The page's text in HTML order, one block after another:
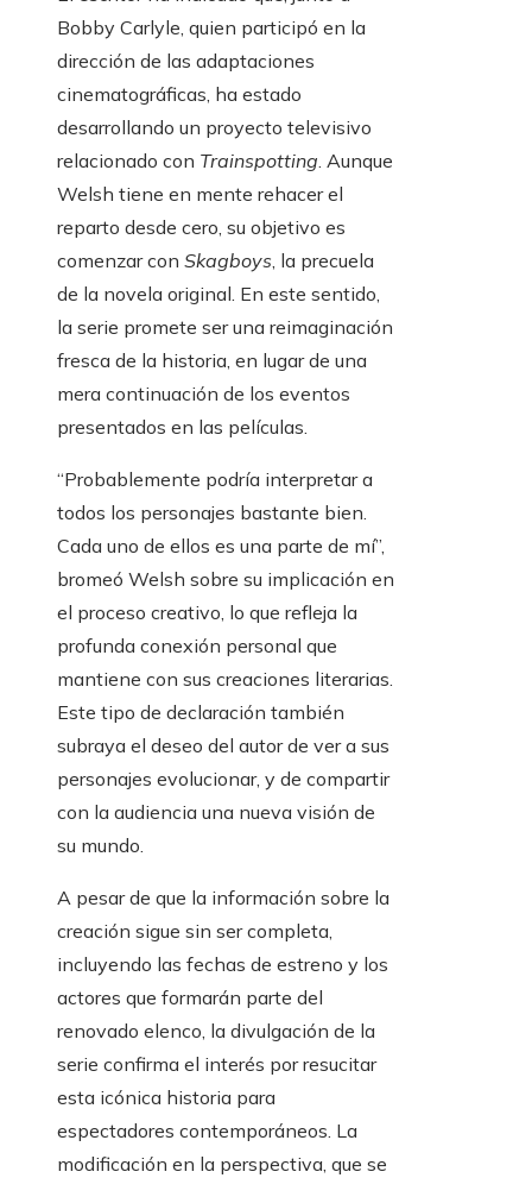
Bobby Carlyle, quien participó en la
dirección de las adaptaciones
cinematográficas, ha estado
desarrollando un proyecto televisivo
relacionado con Trainspotting. Aunque
Welsh tiene en mente rehacer el
reparto desde cero, su objetivo es
comenzar con Skagboys, la precuela
de la novela original. En este sentido,
la serie promete ser una reimaginación
fresca de la historia, en lugar de una
mera continuación de los eventos
presentados en las películas.
“Probablemente podría interpretar a
todos los personajes bastante bien.
Cada uno de ellos es una parte de mí”,
bromeó Welsh sobre su implicación en
el proceso creativo, lo que refleja la
profunda conexión personal que
mantiene con sus creaciones literarias.
Este tipo de declaración también
subraya el deseo del autor de ver a sus
personajes evolucionar, y de compartir
con la audiencia una nueva visión de
su mundo.
A pesar de que la información sobre la
creación sigue sin ser completa,
incluyendo las fechas de estreno y los
actores que formarán parte del
renovado elenco, la divulgación de la
serie confirma el interés por resucitar
esta icónica historia para
espectadores contemporáneos. La
modificación en la perspectiva, que se